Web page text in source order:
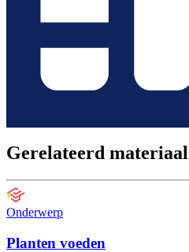
Gerelateerd materiaal
Onderwerp
Planten voeden